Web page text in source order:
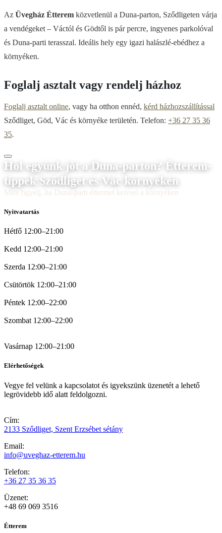
Az Üvegház Étterem közvetlenül a Duna-parton, Sződligeten várja
a vendégeket – Váctól és Gödtől is pár percre, ingyenes parkolóval
és Duna-parti terasszal. Ideális hely egy igazi halászlé-ebédhez a
környéken.
Foglalj asztalt vagy rendelj házhoz
Foglalj asztalt online, vagy ha otthon ennéd, kérd házhozszállítással
Sződliget, Göd, Vác és környéke területén. Telefon: +36 27 35 36
35.
Hol együnk jót a Duna-parton? Étterem-
tippek Sződliget és Vác környékén
Mire figyelj, ha Duna-parti éttermet keresel a környéken
Nyitvatartás
Hétfő 12:00–21:00
Kedd 12:00–21:00
Szerda 12:00–21:00
Csütörtök 12:00–21:00
Péntek 12:00–22:00
Szombat 12:00–22:00
Vasárnap 12:00–21:00
Elérhetőségek
Vegye fel velünk a kapcsolatot és igyekszünk üzenetét a lehető
legrövidebb idő alatt feldolgozni.
Cím:
2133 Sződliget, Szent Erzsébet sétány
Email:
info@uveghaz-etterem.hu
Telefon:
+36 27 35 36 35
Üzenet:
+48 69 069 3516
Étterem